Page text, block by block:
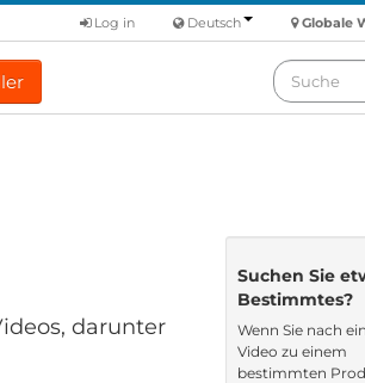
Globale
Deutsch
Log in
darunter
Suchen Sie
Bestimmtes?
Wenn Sie nach
Video zu einem
bestimmten